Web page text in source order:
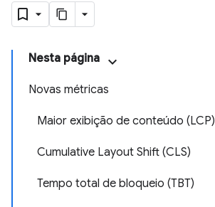
Nesta página
Novas métricas
Maior exibição de conteúdo (LCP)
Cumulative Layout Shift (CLS)
Tempo total de bloqueio (TBT)